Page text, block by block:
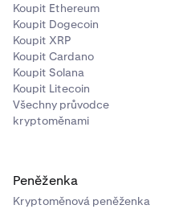
Koupit Ethereum
Koupit Dogecoin
Koupit XRP
Koupit Cardano
Koupit Solana
Koupit Litecoin
Všechny průvodce
kryptoměnami
Peněženka
Kryptoměnová peněženka